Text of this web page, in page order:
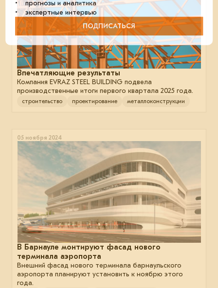
Впечатляющие результаты
Компания EVRAZ STEEL BUILDING подвела
производственные итоги первого квартала 2025 года.
строительство проектирование металлоконструкции
05 ноября 2024
В Барнауле монтируют фасад нового
терминала аэропорта
Внешний фасад нового терминала барнаульского
аэропорта планируют установить к ноябрю этого
года.
• прогнозы и аналитика
• экспертные интервью
ПОДПИСАТЬСЯ